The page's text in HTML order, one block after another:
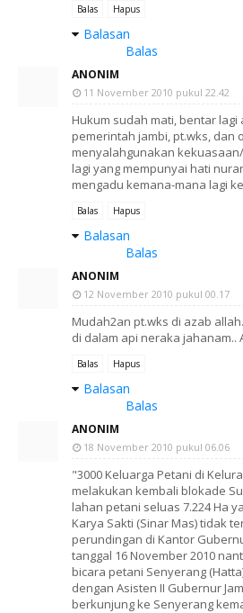
Balas Hapus
Balasan
Balas
ANONIM
11 November 2010 pukul 22.42
Hukum sudah mati, bentar
pemerintah jambi, pt.wks, dan
menyalahgunakan
lagi yang mempunyai hati
mengadu kemana-mana lagi
Balas Hapus
Balasan
Balas
ANONIM
12 November 2010 pukul 00.17
Mudah2an pt.wks di azab
di dalam api neraka jahanam..
Balas Hapus
Balasan
Balas
ANONIM
18 November 2010 pukul 06.06
"3000 Keluarga Petani di
melakukan kembali blokade
lahan petani seluas 7.224 Ha
Karya Sakti (Sinar Mas) tidak
perundingan di Kantor
tanggal 16 November 2010
bicara petani Senyerang
dengan Asisten II Gubernur
berkunjung ke Senyerang